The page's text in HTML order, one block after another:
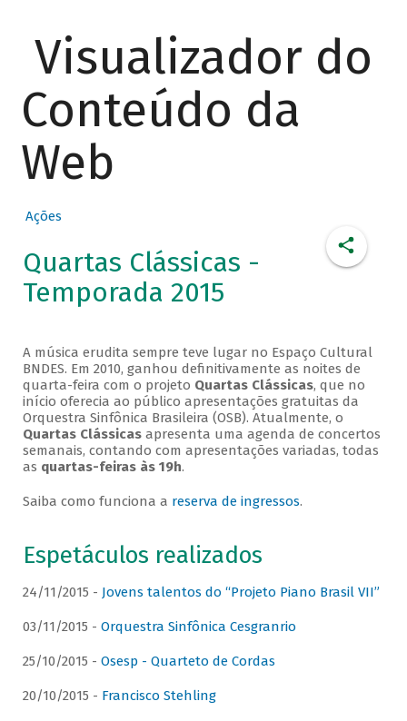
Visualizador do
Conteúdo da
Web
Ações
Quartas Clássicas -
Temporada 2015
A música erudita sempre teve lugar no Espaço Cultural
BNDES. Em 2010, ganhou definitivamente as noites de
quarta-feira com o projeto Quartas Clássicas, que no
início oferecia ao público apresentações gratuitas da
Orquestra Sinfônica Brasileira (OSB). Atualmente, o
Quartas Clássicasapresenta uma agenda de concertos
semanais, contando com apresentações variadas, todas
as quartas-feiras às 19h.
Saiba como funciona a reserva de ingressos.
Espetáculos realizados
24/11/2015 - Jovens talentos do “Projeto Piano Brasil VII”
03/11/2015 - Orquestra Sinfônica Cesgranrio
25/10/2015 - Osesp - Quarteto de Cordas
20/10/2015 - Francisco Stehling